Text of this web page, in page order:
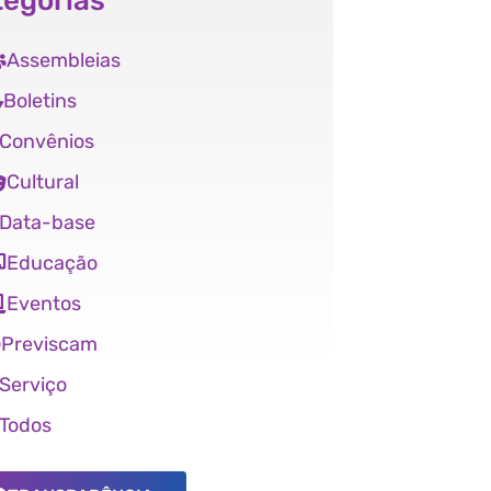
Assembleias
Boletins
Cultural
base
Educação
Eventos
Previscam